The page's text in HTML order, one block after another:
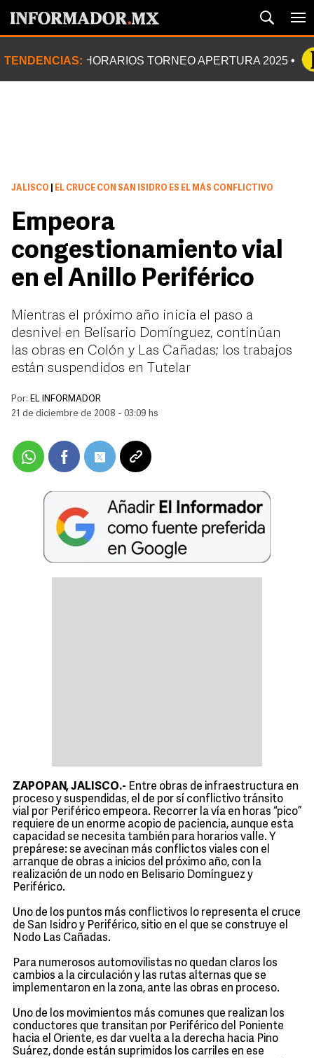
TENDENCIAS: HORARIOS TORNEO APERTURA 2025
JALISCO EL CRUCE CON SAN ISIDRO ES EL MÁS CONFLICTIVO
Empeora
congestionamiento vial
en el Anillo Periférico
Mientras el próximo año inicia el paso a
desnivel en Belisario Domínguez, continúan
las obras en Colón y Las Cañadas; los trabajos
están suspendidos en Tutelar
Por: EL INFORMADOR
21 de diciembre de 2008 - 03:09 hs
ZAPOPAN, JALISCO.- Entre obras de infraestructura en
proceso y suspendidas, el de por sí conflictivo tránsito
vial por Periférico empeora. Recorrer la vía en horas “pico”
requiere de un enorme acopio de paciencia, aunque esta
capacidad se necesita también para horarios valle. Y
prepárese: se avecinan más conflictos viales con el
arranque de obras a inicios del próximo año, con la
realización de un nodo en Belisario Domínguez y
Periférico.
Uno de los puntos más conflictivos lo representa el cruce
de San Isidro y Periférico, sitio en el que se construye el
Nodo Las Cañadas.
Para numerosos automovilistas no quedan claros los
cambios a la circulación y las rutas alternas que se
implementaron en la zona, ante las obras en proceso.
Uno de los movimientos más comunes que realizan los
conductores que transitan por Periférico del Poniente
hacia el Oriente, es dar vuelta a la derecha hacia Pino
Suárez, donde están suprimidos los carriles en ese